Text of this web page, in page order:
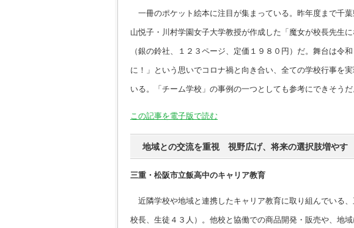
一冊のポケット絵本に注目が集まっている。昨年度まで千
山悦子・川村学園女子大学教授が作成した「魔女が校長先生
（銀の鈴社、１２３ページ、定価１９８０円）だ。舞台は令
に！」という思いでコロナ禍と向き合い、全ての学校行事を
いる。「チーム学校」の事例の一つとしても参考にできそうだ
この記事を電子版で読む
地域との交流を重視 視野広げ、将来の選択肢増やす
三重・松阪市立飯高中のキャリア教育
近隣学校や地域と連携したキャリア教育に取り組んでいる
校長、生徒４３人）。他校と協働での商品開発・販売や、地